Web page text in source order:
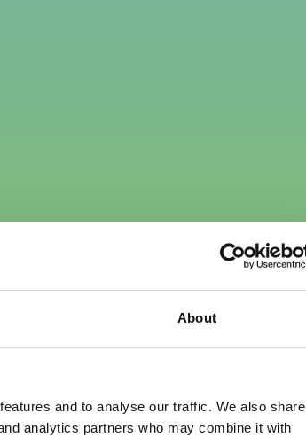
About
and to analyse our traffic. We also share
analytics partners who may combine it with